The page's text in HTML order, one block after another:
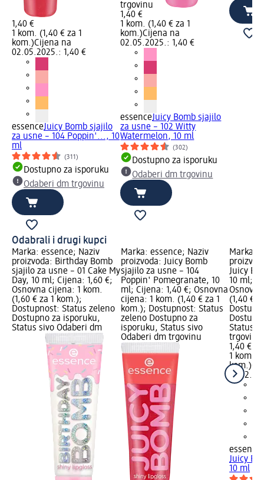
1,40 €
1 kom. (1,40 € za 1
kom.)Cijena na
02.05.2025.: 1,40 €
essenceJuicy Bomb sjajilo
za usne – 104 Poppin'..., 10
ml
(311)
Dostupno za isporuku
Odaberi dm trgovinu
trgovinu
1,40 €
1 kom. (1,40 € za 1
kom.)Cijena na
02.05.2025.: 1,40 €
essenceJuicy Bomb sjajilo
za usne – 102 Witty
Watermelon, 10 ml
(302)
Dostupno za isporuku
Odaberi dm trgovinu
Odabrali i drugi kupci
Marka: essence; Naziv
proizvoda: Birthday Bomb
sjajilo za usne – 01 Cake My
Day, 10 ml; Cijena: 1,60 €;
Osnovna cijena: 1 kom.
(1,60 € za 1 kom.);
Dostupnost: Status zeleno
Dostupno za isporuku,
Status sivo Odaberi dm
Marka: essence; Naziv
proizvoda: Juicy Bomb
sjajilo za usne – 104
Poppin' Pomegranate, 10
ml; Cijena: 1,40 €; Osnovna
cijena: 1 kom. (1,40 € za 1
kom.); Dostupnost: Status
zeleno Dostupno za
isporuku, Status sivo
Odaberi dm trgovinu
Marka:
Juicy
10 ml;
(1,40 €
Status
trgovinu
1,40 €
1 kom.
kom.)
essence
Juicy
10 ml